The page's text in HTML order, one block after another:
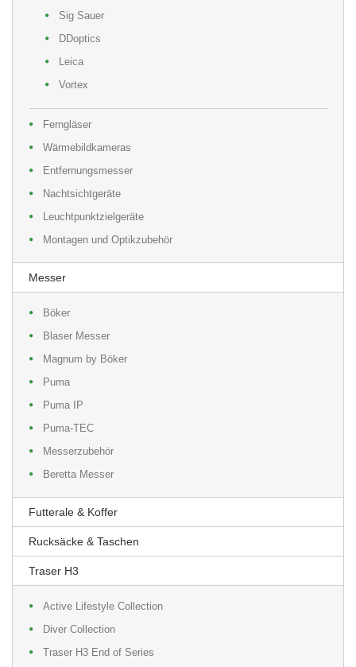
Sig Sauer
DDoptics
Leica
Vortex
Ferngläser
Wärmebildkameras
Entfernungsmesser
Nachtsichtgeräte
Leuchtpunktzielgeräte
Montagen und Optikzubehör
Messer
Böker
Blaser Messer
Magnum by Böker
Puma
Puma IP
Puma-TEC
Messerzubehör
Beretta Messer
Futterale & Koffer
Rucksäcke & Taschen
Traser H3
Active Lifestyle Collection
Diver Collection
Traser H3 End of Series